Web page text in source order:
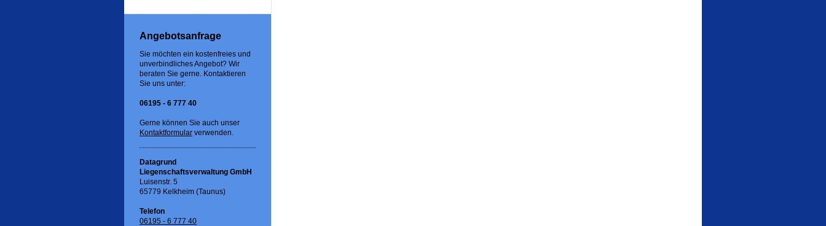
Angebotsanfrage
Sie möchten ein kostenfreies und
unverbindliches Angebot? Wir
beraten Sie gerne. Kontaktieren
Sie uns unter:
06195 - 6 777 40
Gerne können Sie auch unser
Kontaktformular verwenden.
Datagrund
Liegenschaftsverwaltung GmbH
Luisenstr. 5
65779 Kelkheim (Taunus)
Telefon
06195 - 6 777 40